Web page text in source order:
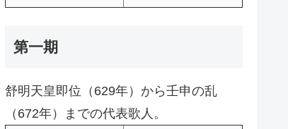
第一期
舒明天皇即位（629年）から壬申の乱
（672年）までの代表歌人。